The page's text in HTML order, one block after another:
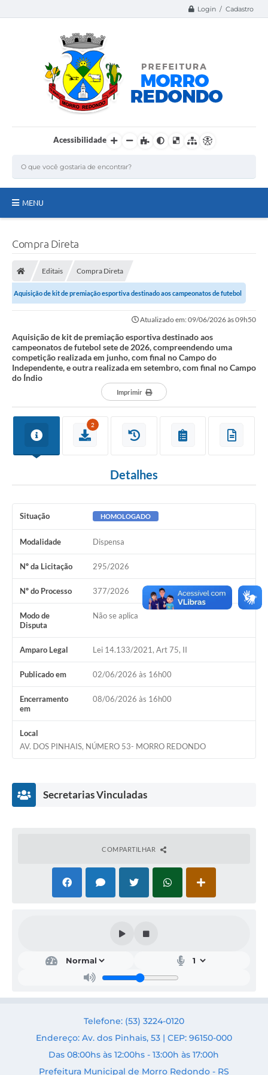
Login / Cadastro
Acessibilidade
MENU
Secretarias
Serviços Online
Contato
Serviço de Inspeção Municipal - SIM
Contratos
Transparência
Arquivos para Download
Galeria de Vídeos
Projetos
Links
Telefones Úteis
Compra Direta
Editais Compra Direta
Aquisição de kit de premiação esportiva destinado aos campeonatos de futebol
Atualizado em: 09/06/2026 às 09h50
Aquisição de kit de premiação esportiva destinado aos
campeonatos de futebol sete de 2026, compreendendo uma
competição realizada em junho, com final no Campo do
Independente, e outra realizada em setembro, com final no Campo
do Índio
Imprimir
2
Detalhes
Situação HOMOLOGADO
Modalidade Dispensa
Nº da Licitação 295/2026
Nº do Processo 377/2026
Modo de
Disputa
Não se aplica
Amparo Legal Lei 14.133/2021, Art 75, II
Publicado em 02/06/2026 às 16h00
Encerramento
em
08/06/2026 às 16h00
Local
AV. DOS PINHAIS, NÚMERO 53- MORRO REDONDO
Secretarias Vinculadas
caçã
o
Secr
etári
o:
COMPARTILHAR
Telefone: (53) 3224-0120
Endereço: Av. dos Pinhais, 53 | CEP: 96150-000
Das 08:00hs às 12:00hs - 13:00h às 17:00h
Prefeitura Municipal de Morro Redondo - RS